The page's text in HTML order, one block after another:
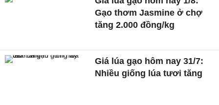
Gạo thơm Jasmine ở chợ
tăng 2.000 đồng/kg
Giá lúa gạo hôm nay 31/7:
Nhiều giống lúa tươi tăng